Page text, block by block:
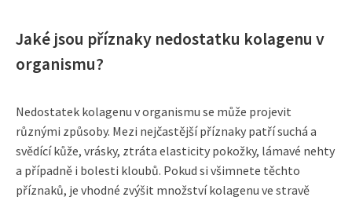
Jaké jsou příznaky nedostatku kolagenu v
organismu?
Nedostatek kolagenu v organismu se může projevit
různými způsoby. Mezi nejčastější příznaky patří suchá a
svědící kůže, vrásky, ztráta elasticity pokožky, lámavé nehty
a případně i bolesti kloubů. Pokud si všimnete těchto
příznaků, je vhodné zvýšit množství kolagenu ve stravě